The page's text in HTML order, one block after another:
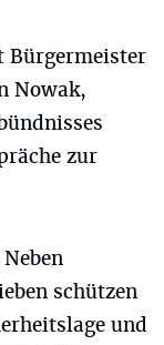
Bürgermeister
Nowak,
zur
schützen
und